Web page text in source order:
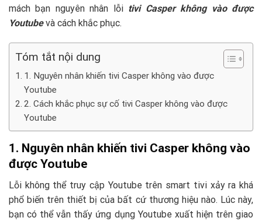
mách bạn nguyên nhân lỗi tivi Casper không vào được
Youtubevà cách khắc phục.
Tóm tắt nội dung
1. Nguyên nhân khiến tivi Casper không vào được
Youtube
2. Cách khắc phục sự cố tivi Casper không vào được
Youtube
1. Nguyên nhân khiến tivi Casper không vào
được Youtube
Lỗi không thể truy cập Youtube trên smart tivi xảy ra khá
phổ biến trên thiết bị của bất cứ thương hiệu nào. Lúc này,
bạn có thể vẫn thấy ứng dụng Youtube xuất hiện trên giao